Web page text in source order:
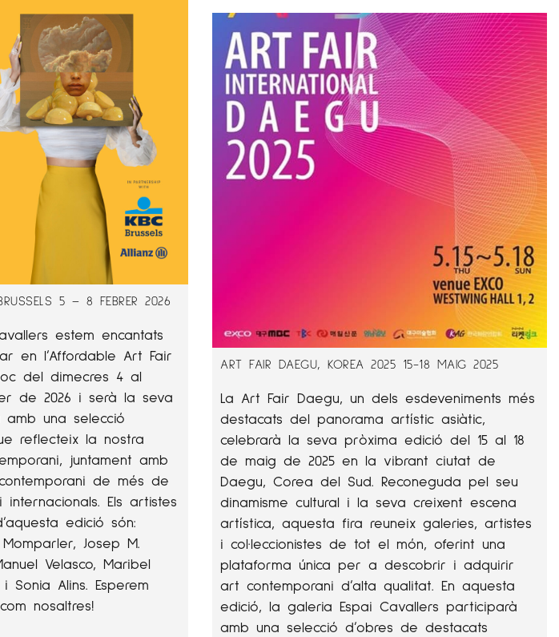
5 – 8 FEBRER 2026
estem encantats
en l’Affordable Art Fair
del dimecres 4 al
de 2026 i serà la seva
amb una selecció
reflecteix la nostra
juntament amb
de més de
Els artistes
edició són:
Josep M.
Velasco, Maribel
Sonia Alins. Esperem
nosaltres!
ART FAIR DAEGU, KOREA 2025 15-18 MAIG 2025
La Art Fair Daegu, un dels esdeveniments més
destacats del panorama artístic asiàtic,
celebrarà la seva pròxima edició del 15 al 18
de maig de 2025 en la vibrant ciutat de
Daegu, Corea del Sud. Reconeguda pel seu
dinamisme cultural i la seva creixent escena
artística, aquesta fira reuneix galeries, artistes
i col·leccionistes de tot el món, oferint una
plataforma única per a descobrir i adquirir
art contemporani d’alta qualitat. En aquesta
edició, la galeria Espai Cavallers participarà
amb una selecció d’obres de destacats